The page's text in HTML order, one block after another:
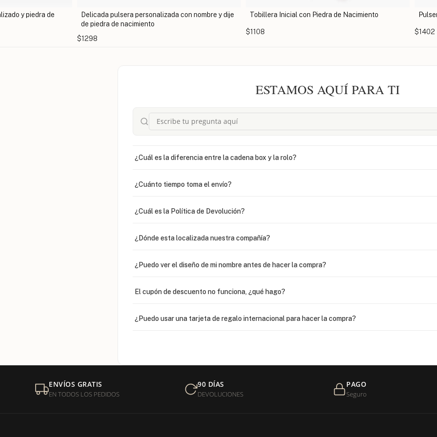
con nombre y dije Tobillera Inicial con Piedra de Nacimiento Pulsera tobillera con nombre con dos piedras
$1402
ESTAMOS AQUÍ PARA TI
¿Cuál es la diferencia entre la cadena box y la rolo?
¿Cuánto tiempo toma el envío?
¿Cuál es la Política de Devolución?
¿Dónde esta localizada nuestra compañía?
¿Puedo ver el diseño de mi nombre antes de hacer la compra?
El cupón de descuento no funciona, ¿qué hago?
¿Puedo usar una tarjeta de regalo internacional para hacer la compra?
¿Sus productos son libres de níquel?
ENVÍOS GRATIS
EN TODOS LOS PEDIDOS
90 DÍAS
DEVOLUCIONES
PAGO
Seguro